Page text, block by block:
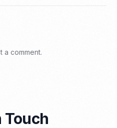
a comment.
Touch